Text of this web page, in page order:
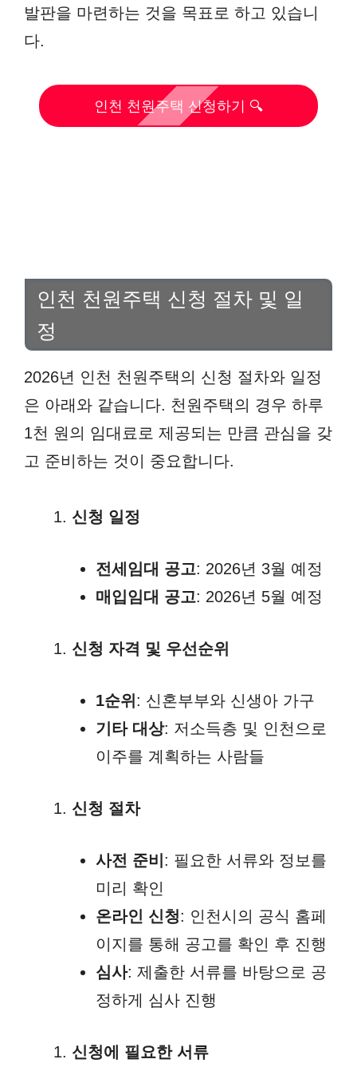
발판을 마련하는 것을 목표로 하고 있습니
다.
인천 천원주택 신청하기 🔍
인천 천원주택 신청 절차 및 일
정
2026년 인천 천원주택의 신청 절차와 일정
은 아래와 같습니다. 천원주택의 경우 하루
1천 원의 임대료로 제공되는 만큼 관심을 갖
고 준비하는 것이 중요합니다.
신청 일정
전세임대 공고: 2026년 3월 예정
매입임대 공고: 2026년 5월 예정
신청 자격 및 우선순위
1순위 : 신혼부부와 신생아 가구
기타 대상: 저소득층 및 인천으로
이주를 계획하는 사람들
신청 절차
사전 준비 : 필요한 서류와 정보를
미리 확인
온라인 신청: 인천시의 공식 홈페
이지를 통해 공고를 확인 후 진행
심사: 제출한 서류를 바탕으로 공
정하게 심사 진행
신청에 필요한 서류